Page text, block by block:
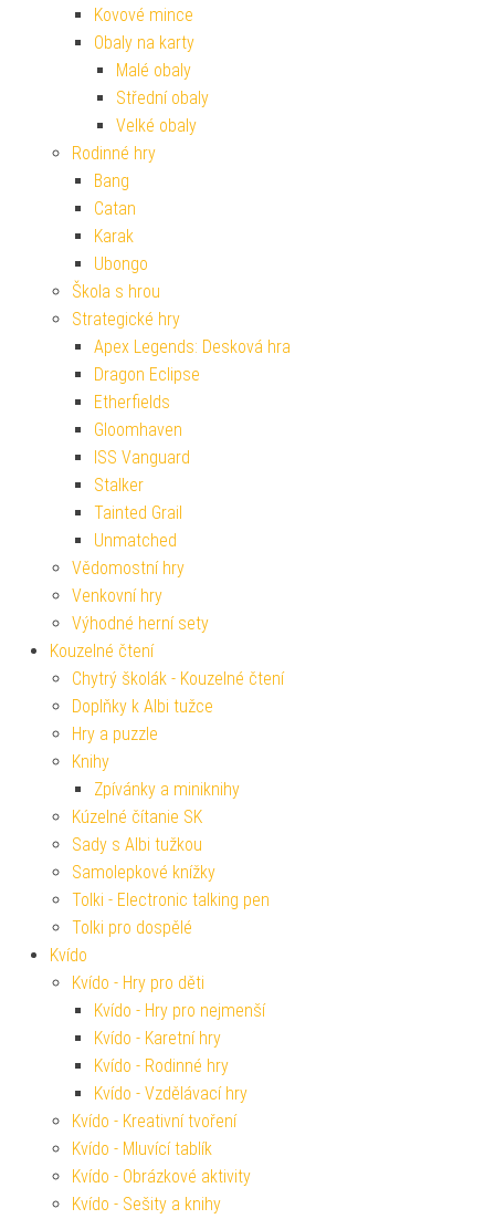
Kovové mince
Obaly na karty
Malé obaly
Střední obaly
Velké obaly
Rodinné hry
Bang
Catan
Karak
Ubongo
Škola s hrou
Strategické hry
Apex Legends: Desková hra
Dragon Eclipse
Etherfields
Gloomhaven
ISS Vanguard
Stalker
Tainted Grail
Unmatched
Vědomostní hry
Venkovní hry
Výhodné herní sety
Kouzelné čtení
Chytrý školák - Kouzelné čtení
Doplňky k Albi tužce
Hry a puzzle
Knihy
Zpívánky a miniknihy
Kúzelné čítanie SK
Sady s Albi tužkou
Samolepkové knížky
Tolki - Electronic talking pen
Tolki pro dospělé
Kvído
Kvído - Hry pro děti
Kvído - Hry pro nejmenší
Kvído - Karetní hry
Kvído - Rodinné hry
Kvído - Vzdělávací hry
Kvído - Kreativní tvoření
Kvído - Mluvící tablík
Kvído - Obrázkové aktivity
Kvído - Sešity a knihy